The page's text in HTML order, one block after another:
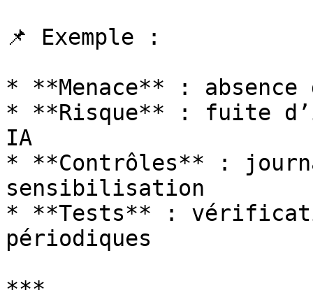
📌 Exemple :
* **Menace** :
* **Risque** : fuite
IA
* **Contrôles** :
sensibilisation
* **Tests** :
périodiques
***